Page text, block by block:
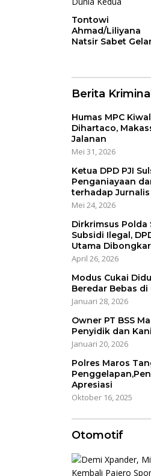
Tontowi
Ahmad/Liliyana
Natsir Sabet
Berita
Humas MPC
Dihartaco,
Jalanan
Mei 31, 2026
Ketua DPD PJI
Penganiayaan
terhadap
Mei 24, 2026
Dirkrimsus Polda
Subsidi Ilegal,
Utama Dibongkar
April 26, 2026
Modus Cukai
Beredar Bebas di
Januari 28, 2026
Owner PT BSS
Penyidik dan
Januari 20, 2026
Polres Maros
Apresiasi
Oktober 16, 2025
Otomotif